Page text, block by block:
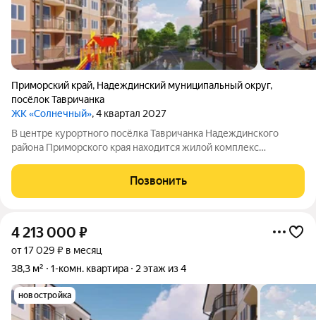
Приморский край, Надеждинский муниципальный округ,
посёлок Тавричанка
ЖК «Солнечный», 4 квартал 2027
В центре курортного посёлка Тавричанка Надеждинского
района Приморского края находится жилой комплекс
дом культуры. Рядом есть всё, что нужно для жизни: можно
сесть на общественный транспорт,
Позвонить
4 213 000 ₽
от 17 029 ₽ в месяц
38,3 м²
1-комн. квартира 2 этаж из 4
новостройка